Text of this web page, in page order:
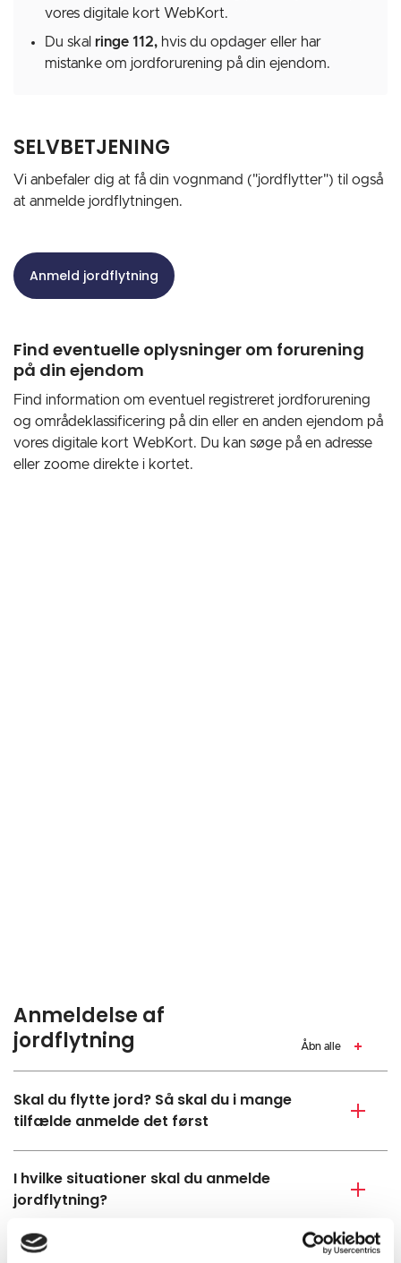
vores digitale kort WebKort.
Du skal ringe 112, hvis du opdager eller har
mistanke om jordforurening på din ejendom.
SELVBETJENING
Vi anbefaler dig at få din vognmand ("jordflytter") til også
at anmelde jordflytningen.
Anmeld jordflytning
Find eventuelle oplysninger om forurening
på din ejendom
Find information om eventuel registreret jordforurening
og områdeklassificering på din eller en anden ejendom på
vores digitale kort WebKort. Du kan søge på en adresse
eller zoome direkte i kortet.
Anmeldelse af
jordflytning
Åbn alle
Skal du flytte jord? Så skal du i mange
tilfælde anmelde det først
I hvilke situationer skal du anmelde
jordflytning?
Skal du flytte mindre end 1 m3 jord?